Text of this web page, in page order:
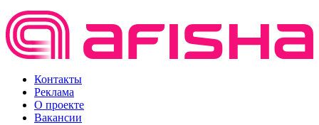
Контакты
Реклама
О проекте
Вакансии